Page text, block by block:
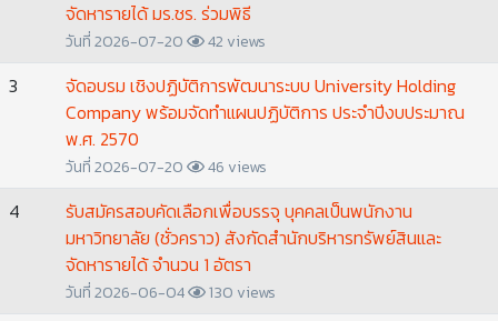
จัดหารายได้ มร.ชร. ร่วมพิธี
วันที่ 2026-07-20 42 views
3
จัดอบรม เชิงปฏิบัติการพัฒนาระบบ University Holding
Company พร้อมจัดทำแผนปฏิบัติการ ประจำปีงบประมาณ
พ.ศ. 2570
วันที่ 2026-07-20 46 views
4
รับสมัครสอบคัดเลือกเพื่อบรรจุ บุคคลเป็นพนักงาน
มหาวิทยาลัย (ชั่วคราว) สังกัดสำนักบริหารทรัพย์สินและ
จัดหารายได้ จำนวน 1 อัตรา
วันที่ 2026-06-04 130 views